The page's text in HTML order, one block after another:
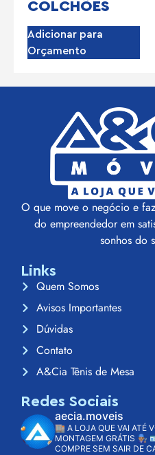
COLCHÕES
Adicionar para
Orçamento
O que move o negócio e
do empreendedor em
sonhos do
Links
Quem Somos
Avisos Importantes
Dúvidas
Contato
A&Cia Tênis de Mesa
Redes Sociais
aecia.moveis
🏬 A LOJA QUE VAI ATÉ
MONTAGEM GRÁTIS 👨🏽‍🔧
COMPRE SEM SAIR DE